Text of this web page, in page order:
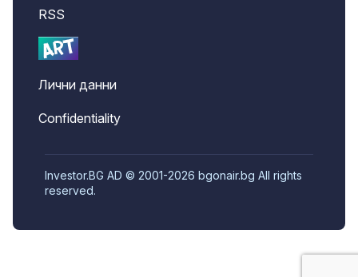
RSS
Лични данни
Confidentiality
Investor.BG AD © 2001-2026 bgonair.bg All rights
reserved.